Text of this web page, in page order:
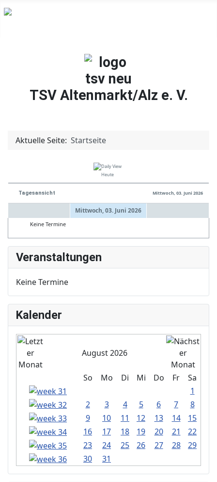
TSV Altenmarkt/Alz e. V.
Aktuelle Seite: Startseite
Heute
Tagesansicht Mittwoch, 03. Juni 2026
Mittwoch, 03. Juni 2026
Keine Termine
Veranstaltungen
Keine Termine
Kalender
August 2026
So Mo Di Mi Do Fr
Sa
1
2
3 4 5 6 7
8
9
10 11 12 13 14
15
16
17 18 19 20 21
22
23
24 25 26 27 28
29
30
31